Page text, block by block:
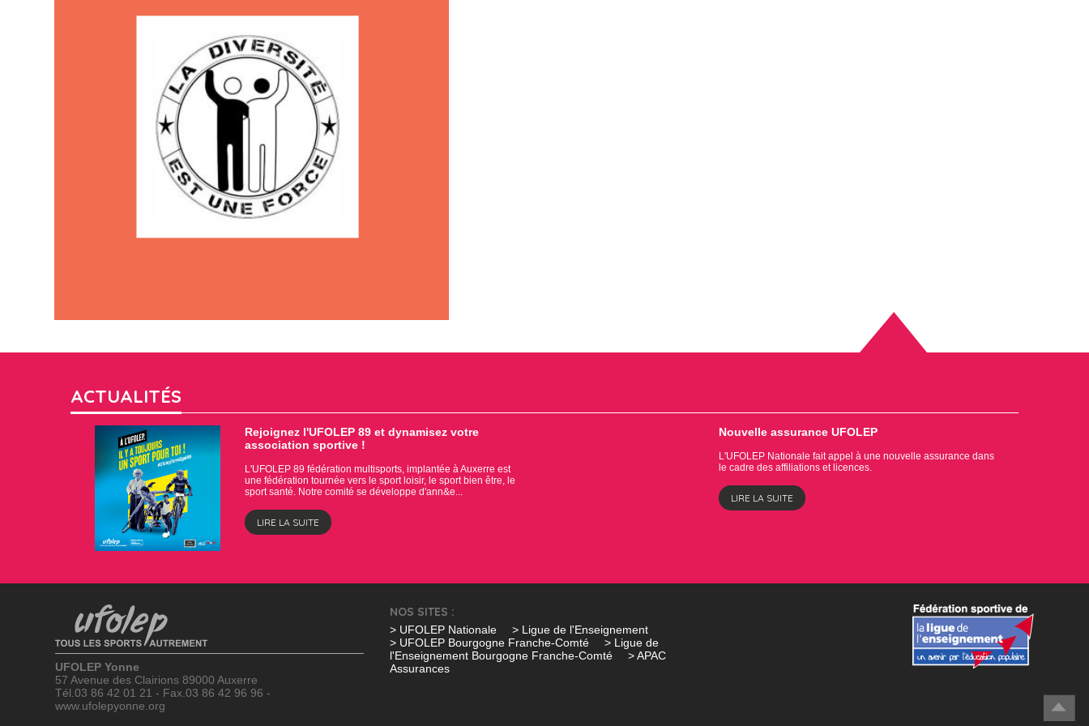
ACTUALITÉS
Rejoignez l'UFOLEP 89 et dynamisez votre
association sportive !
L'UFOLEP 89 fédération multisports, implantée à Auxerre est
une fédération tournée vers le sport loisir, le sport bien être, le
sport santé. Notre comité se développe d'ann&e...
LIRE LA SUITE
Nouvelle assurance UFOLEP
L'UFOLEP Nationale fait appel à une nouvelle assurance dans
le cadre des affiliations et licences.
LIRE LA SUITE
UFOLEP Yonne
57 Avenue des Clairions 89000 Auxerre
Tél.03 86 42 01 21 - Fax.03 86 42 96 96 -
www.ufolepyonne.org
NOS SITES :
> UFOLEP Nationale
> Ligue de l'Enseignement
> UFOLEP Bourgogne Franche-Comté
> Ligue de
l'Enseignement Bourgogne Franche-Comté
> APAC
Assurances